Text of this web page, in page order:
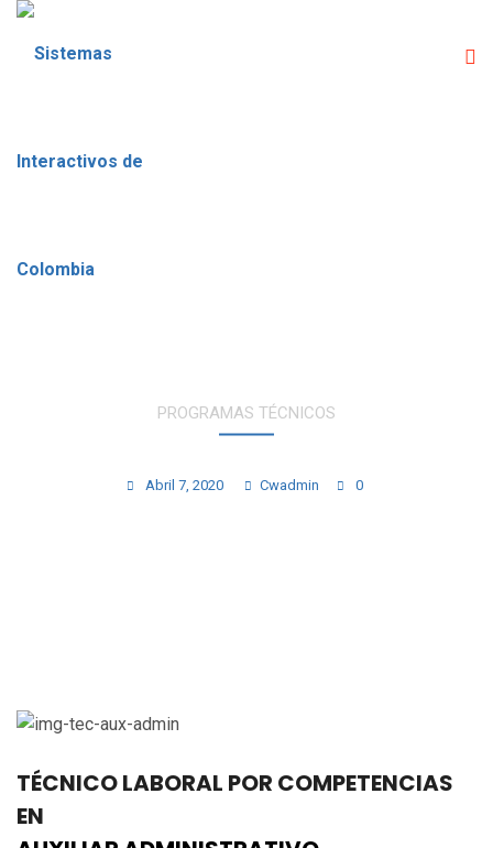
PROGRAMAS TÉCNICOS
Abril 7, 2020 Cwadmin 0
TÉCNICO LABORAL POR COMPETENCIAS
EN